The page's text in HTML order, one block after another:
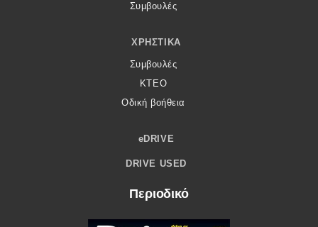
Συμβουλές
ΧΡΗΣΤΙΚΆ
Συμβουλές
ΚΤΕΟ
Οδική βοήθεια
eDRIVE
DRIVE USED
Περιοδικό